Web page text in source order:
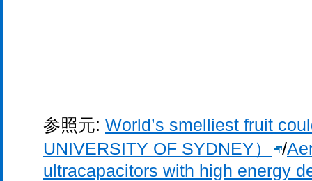
参照元: World’s smelliest fruit
UNIVERSITY OF SYDNEY）
/
ultracapacitors with high energy